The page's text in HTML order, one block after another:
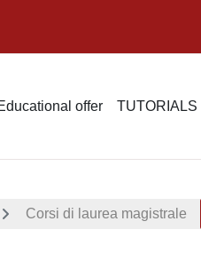
offer
Corsi di laurea magistrale